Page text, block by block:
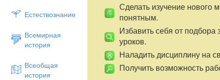
Естествознание
Всемирная
история
Всеобщая
история
Сделать изучение нового
понятным.
Избавить себя от подбора
уроков.
Наладить дисциплину на
Получить возможность